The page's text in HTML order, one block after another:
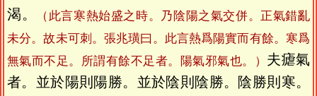
渴。
（此言寒熱始盛之時。乃陰陽之氣交併。正氣錯亂
未分。故未可刺。張兆璜曰。此言熱爲陽實而有餘。寒爲
無氣而不足。所謂有餘不足者。陽氣邪氣也。） 夫瘧氣
者。並於陽則陽勝。並於陰則陰勝。陰勝則寒。